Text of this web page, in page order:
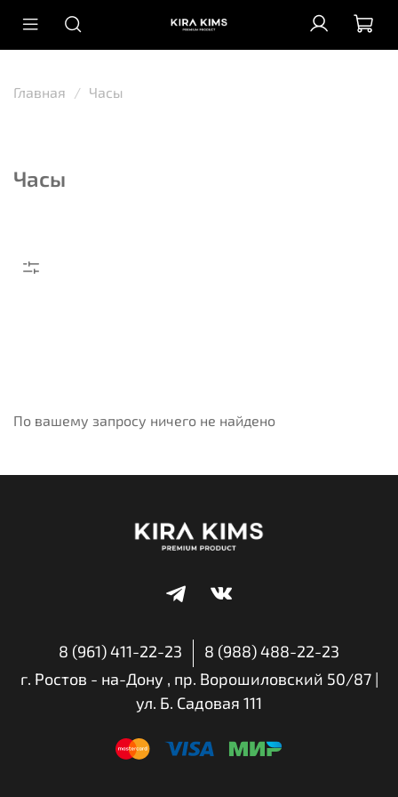
Главная Часы
Часы
По вашему запросу ничего не найдено
8 (961) 411-22-23
8 (988) 488-22-23
г. Ростов - на-Дону , пр. Ворошиловский 50/87 |
ул. Б. Садовая 111